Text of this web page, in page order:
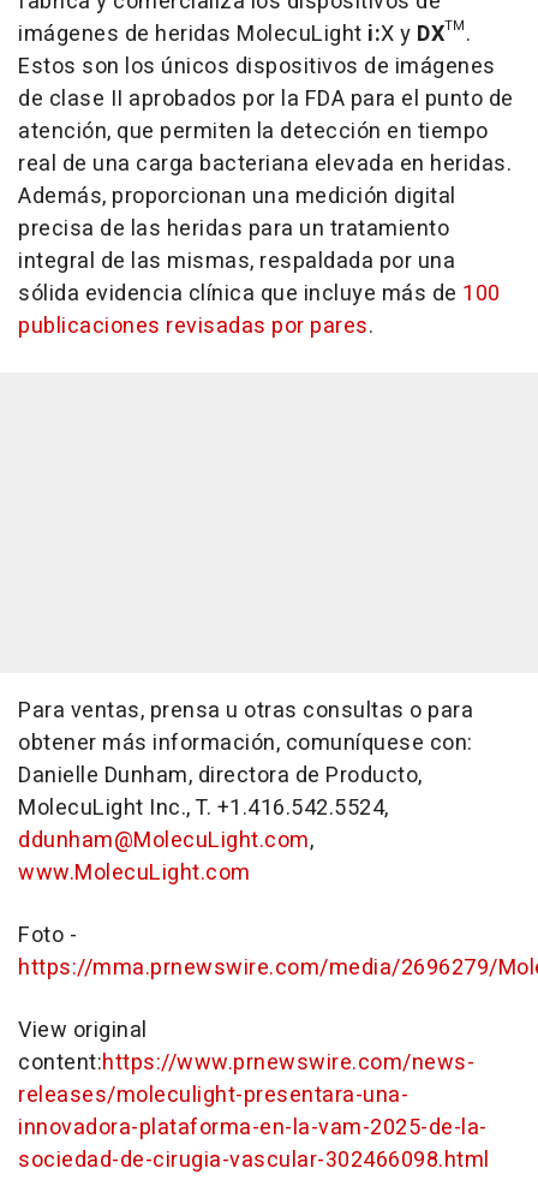
imágenes de heridas MolecuLight i:Xy DX™.
Estos son los únicos dispositivos de imágenes
de clase II aprobados por la FDA para el punto de
atención, que permiten la detección en tiempo
real de una carga bacteriana elevada en heridas.
Además, proporcionan una medición digital
precisa de las heridas para un tratamiento
integral de las mismas, respaldada por una
sólida evidencia clínica que incluye más de 100
publicaciones revisadas por pares.
Para ventas, prensa u otras consultas o para
obtener más información, comuníquese con:
Danielle Dunham, directora de Producto,
MolecuLight Inc., T. +1.416.542.5524,
ddunham@MolecuLight.com,
www.MolecuLight.com
Foto -
https://mma.prnewswire.com/media/2696279/
View original
content:https://www.prnewswire.com/news-
releases/moleculight-presentara-una-
innovadora-plataforma-en-la-vam-2025-de-la-
sociedad-de-cirugia-vascular-302466098.html